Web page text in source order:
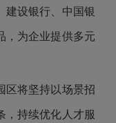
建设银行、中国银
，为企业提供多元
将坚持以场景招
，持续优化人才服